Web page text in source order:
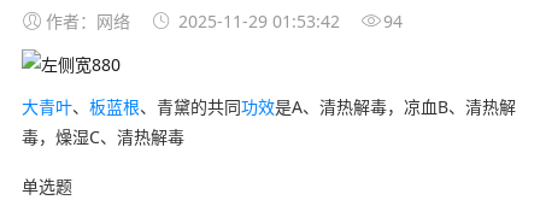
作者：网络 2025-11-29 01:53:42 94
大青叶、 板蓝根、青黛的共同功效是A、清热解毒，凉血B、清热解
毒，燥湿C、清热解毒
单选题